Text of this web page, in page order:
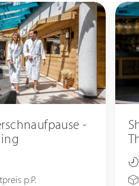
-
p.P.